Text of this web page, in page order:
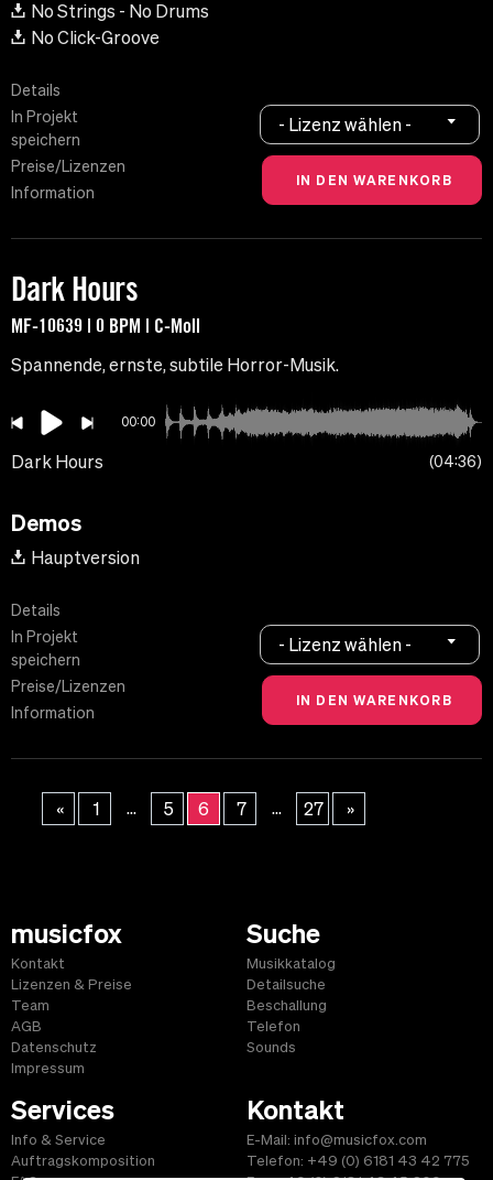
No Strings - No Drums
No Click-Groove
Details
In Projekt
speichern
Preise/Lizenzen
Information
- Lizenz wählen -
Dark Hours
MF-10639 | 0 BPM | C-Moll
Spannende, ernste, subtile Horror-Musik.
00:00
Dark Hours 04:36
Demos
Hauptversion
Details
In Projekt
speichern
Preise/Lizenzen
Information
- Lizenz wählen -
« 1 ... 5 6 7 ... 27 »
musicfox
Kontakt
Lizenzen & Preise
Team
AGB
Datenschutz
Impressum
Suche
Musikkatalog
Detailsuche
Beschallung
Telefon
Sounds
Services
Info & Service
Auftragskomposition
Kontakt
E-Mail: info@musicfox.com
Telefon: +49 (0) 6181 43 42 775